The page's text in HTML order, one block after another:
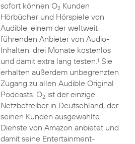
sofort können O2Kunden
Hörbücher und Hörspiele von
Audible, einem der weltweit
führenden Anbieter von Audio-
Inhalten, drei Monate kostenlos
und damit extra lang testen.1 Sie
erhalten außerdem unbegrenzten
Zugang zu allen Audible Original
Podcasts. O2ist der einzige
Netzbetreiber in Deutschland, der
seinen Kunden ausgewählte
Dienste von Amazon anbietet und
damit seine Entertainment-